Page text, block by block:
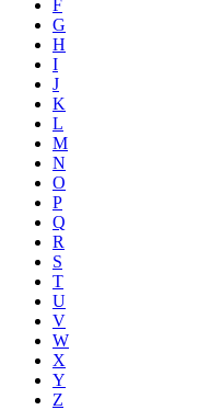
F
G
H
I
J
K
L
M
N
O
P
Q
R
S
T
U
V
W
X
Y
Z